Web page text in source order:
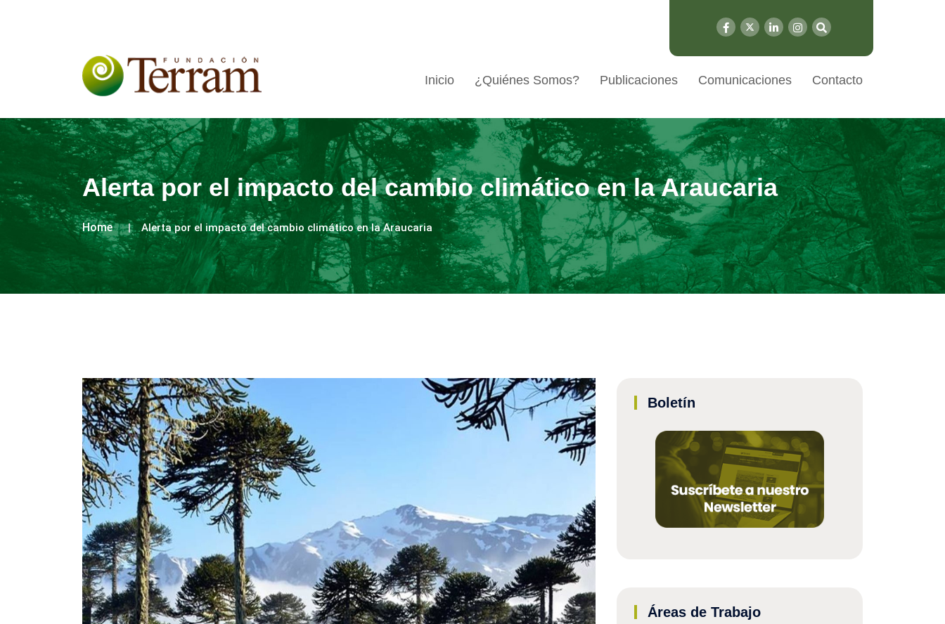
Inicio ¿Quiénes Somos? Publicaciones Comunicaciones Contacto
Alerta por el impacto del cambio climático en la Araucaria
Home Alerta por el impacto del cambio climático en la Araucaria
Boletín
Áreas de Trabajo